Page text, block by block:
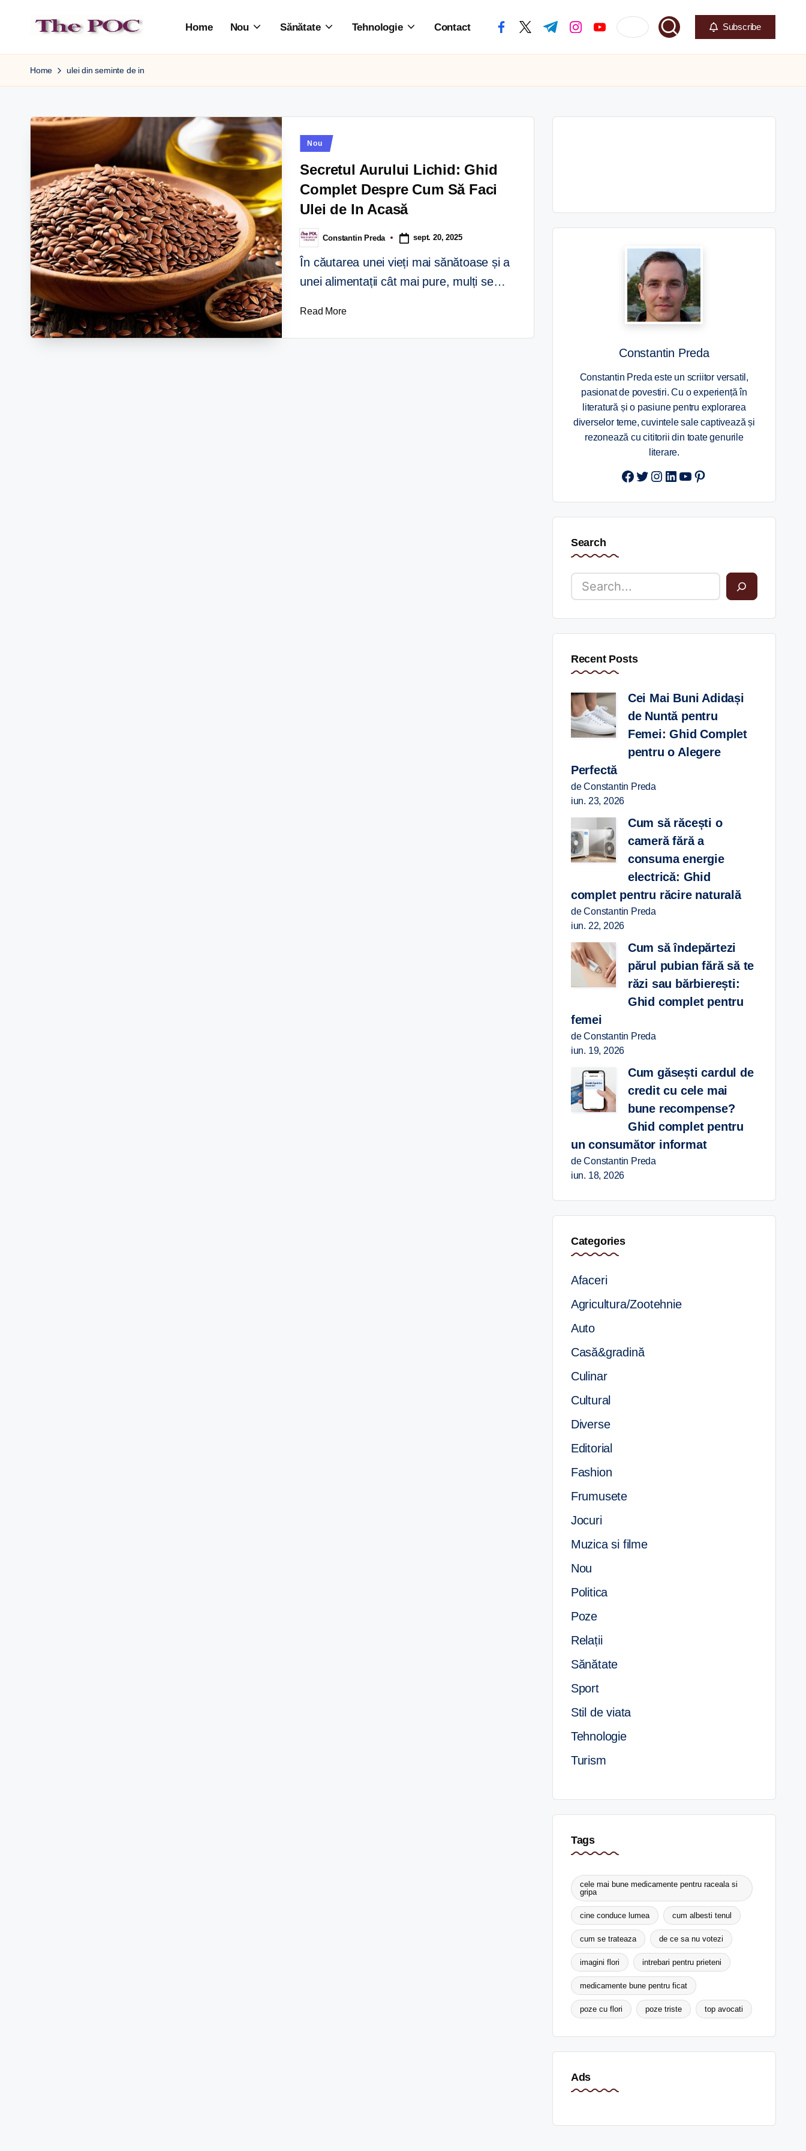
to
content
Home Nou Sănătate Tehnologie Contact Subscribe
Home ulei din seminte de in
Nou
Secretul Aurului Lichid: Ghid
Complet Despre Cum Să Faci
Ulei de In Acasă
Constantin Preda sept. 20, 2025
În căutarea unei vieți mai sănătoase și a
unei alimentații cât mai pure, mulți se…
Read More
Constantin Preda
Constantin Preda este un scriitor versatil,
pasionat de povestiri. Cu o experiență în
literatură și o pasiune pentru explorarea
diverselor teme, cuvintele sale captivează și
rezonează cu cititorii din toate genurile
literare.
Twitter
Instagram
LinkedIn
YouTube
Pinterest
Search
Recent Posts
Cei Mai Buni Adidași
de Nuntă pentru
Femei: Ghid Complet
pentru o Alegere
Perfectă
de Constantin Preda
iun. 23, 2026
Cum să răcești o
cameră fără a
consuma energie
electrică: Ghid
complet pentru răcire naturală
de Constantin Preda
iun. 22, 2026
Cum să îndepărtezi
părul pubian fără să te
răzi sau bărbierești:
Ghid complet pentru
femei
de Constantin Preda
iun. 19, 2026
Cum găsești cardul de
credit cu cele mai
bune recompense?
Ghid complet pentru
un consumător informat
de Constantin Preda
iun. 18, 2026
Categories
Afaceri
Agricultura/Zootehnie
Auto
Casă&gradină
Culinar
Cultural
Diverse
Editorial
Fashion
Frumusete
Jocuri
Muzica si filme
Nou
Politica
Poze
Relații
Sănătate
Sport
Stil de viata
Tehnologie
Turism
Tags
cele mai bune medicamente pentru raceala si
gripa
cine conduce lumea cum albesti tenul
cum se trateaza de ce sa nu votezi
imagini flori intrebari pentru prieteni
medicamente bune pentru ficat
poze cu flori poze triste top avocati
Ads